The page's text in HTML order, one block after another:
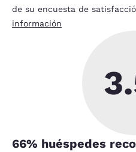
de su encuesta de
información
66% huéspedes